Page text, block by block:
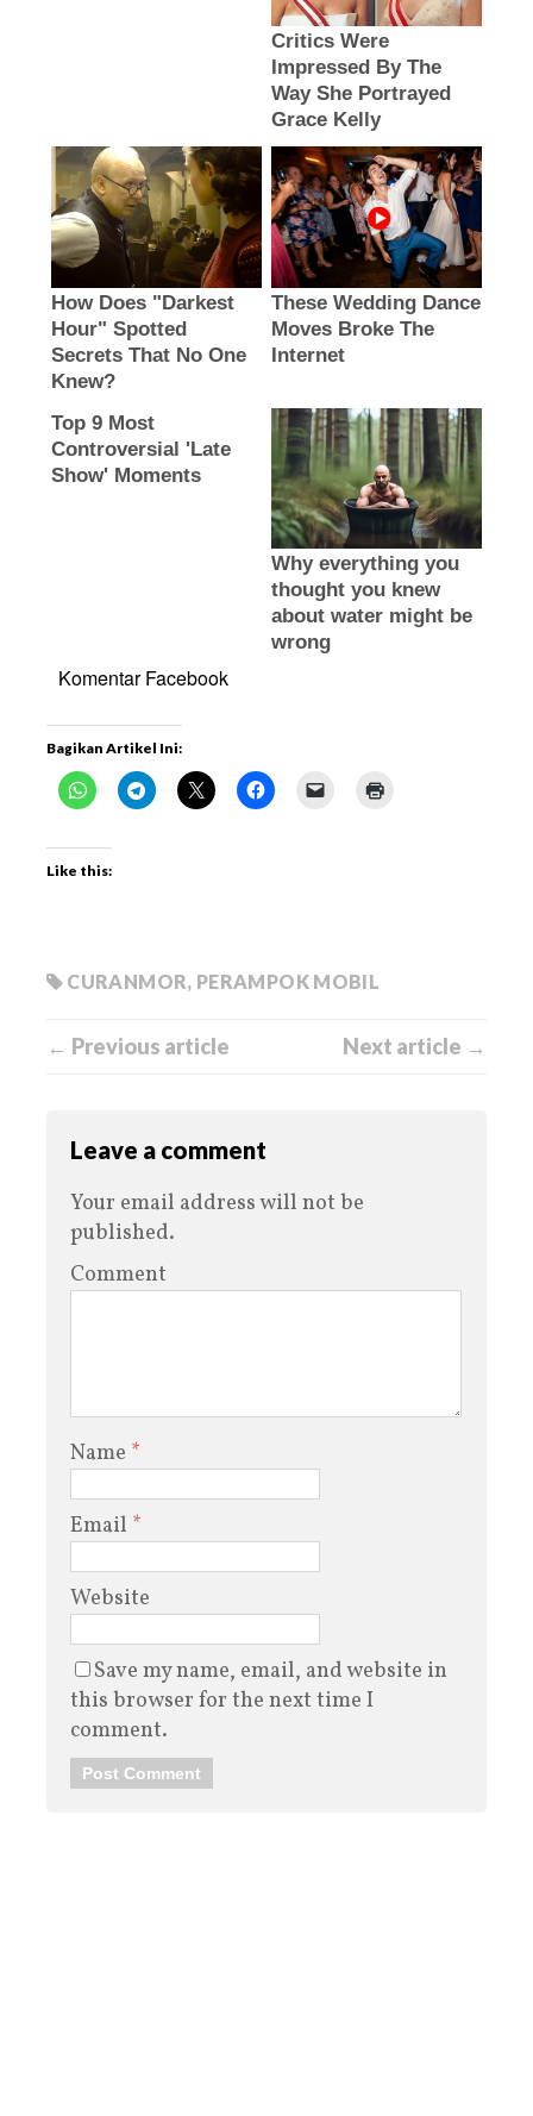
Komentar Facebook
Bagikan Artikel Ini:
Like this:
CURANMOR, PERAMPOK MOBIL
← Previous article Next article →
Leave a comment
Your email address will not be
published.
Comment
Name *
Email *
Website
Save my name, email, and website in
this browser for the next time I
comment.